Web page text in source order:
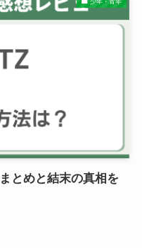
とめと結末の真相を